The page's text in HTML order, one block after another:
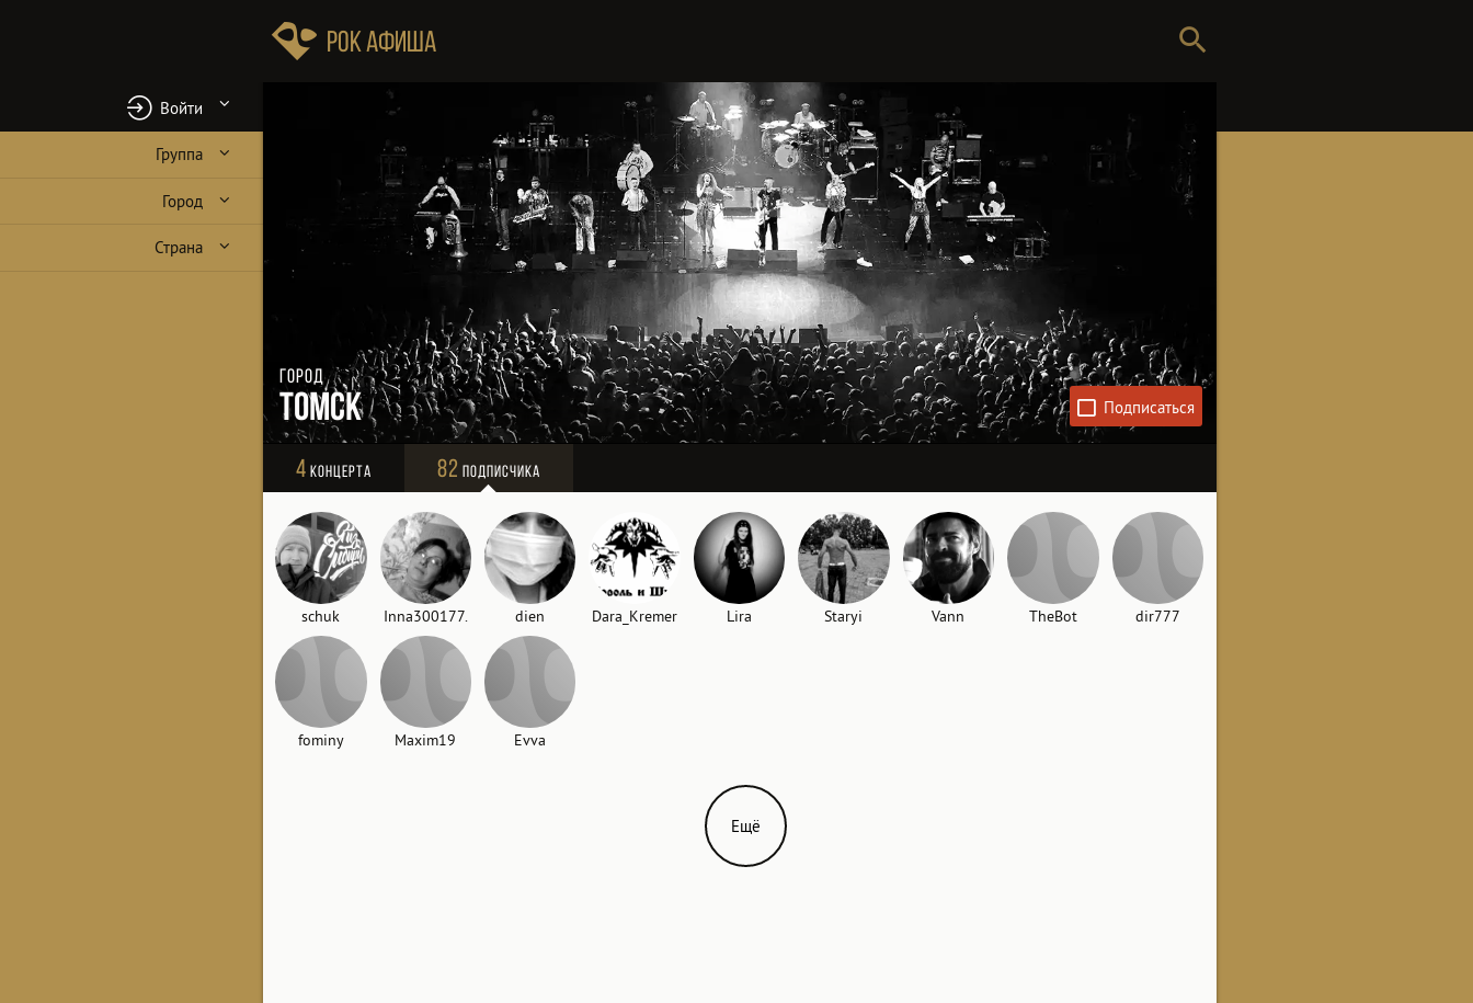
Рок Афиша
Войти
Группа
Город
Страна
Город
Томск
4 Концерта 82 Подписчика
schuk Inna300177. dien Dara_Kremer Lira Staryi Vann TheBot dir777
fominy Maxim19 Evva
Ещё